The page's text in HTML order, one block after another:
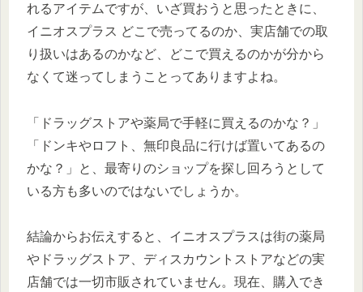
れるアイテムですが、いざ買おうと思ったときに、
イニオスプラス どこで売ってるのか、実店舗での取
り扱いはあるのかなど、どこで買えるのかが分から
なくて迷ってしまうことってありますよね。
「ドラッグストアや薬局で手軽に買えるのかな？」
「ドンキやロフト、無印良品に行けば置いてあるの
かな？」と、最寄りのショップを探し回ろうとして
いる方も多いのではないでしょうか。
結論からお伝えすると、イニオスプラスは街の薬局
やドラッグストア、ディスカウントストアなどの実
店舗では一切市販されていません。現在、購入でき